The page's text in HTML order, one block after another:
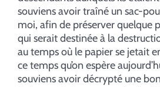
souviens avoir traîné un sac-
moi, afin de préserver quelque
qui serait destinée à la
au temps où le papier se jetait
ce temps qu’on espère
souviens avoir décrypté une